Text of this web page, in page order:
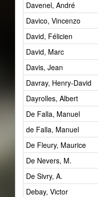
Davenel, André
Davico, Vincenzo
David, Félicien
David, Marc
Davis, Jean
Davray, Henry-David
Dayrolles, Albert
De Falla, Manuel
de Falla, Manuel
De Fleury, Maurice
De Nevers, M.
De Sivry, A.
Debay, Victor